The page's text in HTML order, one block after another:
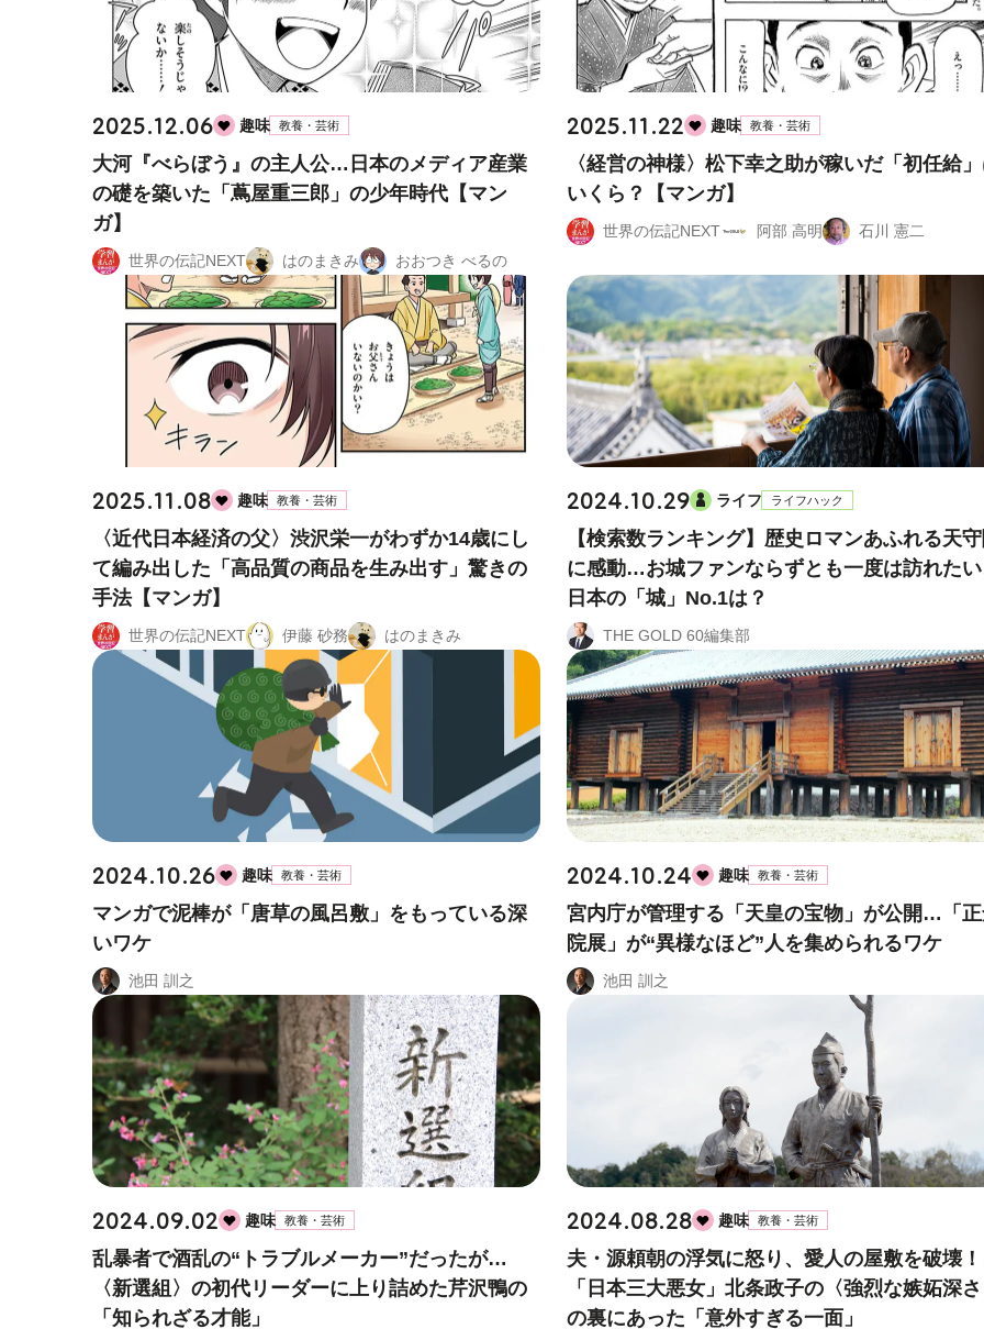
2025.12.06 趣味 教養・芸術
大河『べらぼう』の主人公…日本のメディア産業
の礎を築いた「蔦屋重三郎」の少年時代【マン
ガ】
世界の伝記NEXT はのまきみ おおつき べるの
2025.11.22 趣味 教養・芸術
〈経営の神様〉松下幸之助が稼いだ「初任給
いくら？【マンガ】
世界の伝記NEXT 阿部 高明 石川 憲二
2025.11.08 趣味 教養・芸術
〈近代日本経済の父〉渋沢栄一がわずか14歳にし
て編み出した「高品質の商品を生み出す」驚きの
手法【マンガ】
世界の伝記NEXT 伊藤 砂務 はのまきみ
2024.10.29 ライフ ライフハック
【検索数ランキング】歴史ロマンあふれる天
に感動…お城ファンならずとも一度は訪れた
日本の「城」No.1は？
THE GOLD 60編集部
2024.10.26 趣味 教養・芸術
マンガで泥棒が「唐草の風呂敷」をもっている深
いワケ
池田 訓之
2024.10.24 趣味 教養・芸術
宮内庁が管理する「天皇の宝物」が公開…「
院展」が“異様なほど”人を集められるワケ
池田 訓之
2024.09.02 趣味 教養・芸術
乱暴者で酒乱の“トラブルメーカー”だったが…
〈新選組〉の初代リーダーに上り詰めた芹沢鴨の
「知られざる才能」
2024.08.28 趣味 教養・芸術
夫・源頼朝の浮気に怒り、愛人の屋敷を破壊
「日本三大悪女」北条政子の〈強烈な嫉妬深
の裏にあった「意外すぎる一面」